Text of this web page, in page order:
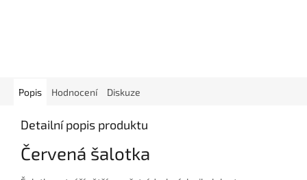
Popis Hodnocení Diskuze
Detailní popis produktu
Červená šalotka